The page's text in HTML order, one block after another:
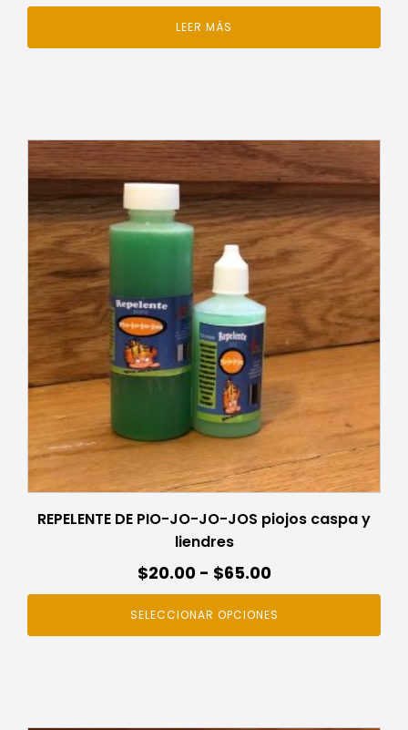
LEER MÁS
REPELENTE DE PIO-JO-JO-JOS piojos caspa y
liendres
$20.00 - $65.00Rango
de
precios:
$65.00
SELECCIONAR OPCIONES
Este
producto
tiene
múltiples
variantes.
Las
opciones
se
pueden
elegir
en
la
página
de
producto